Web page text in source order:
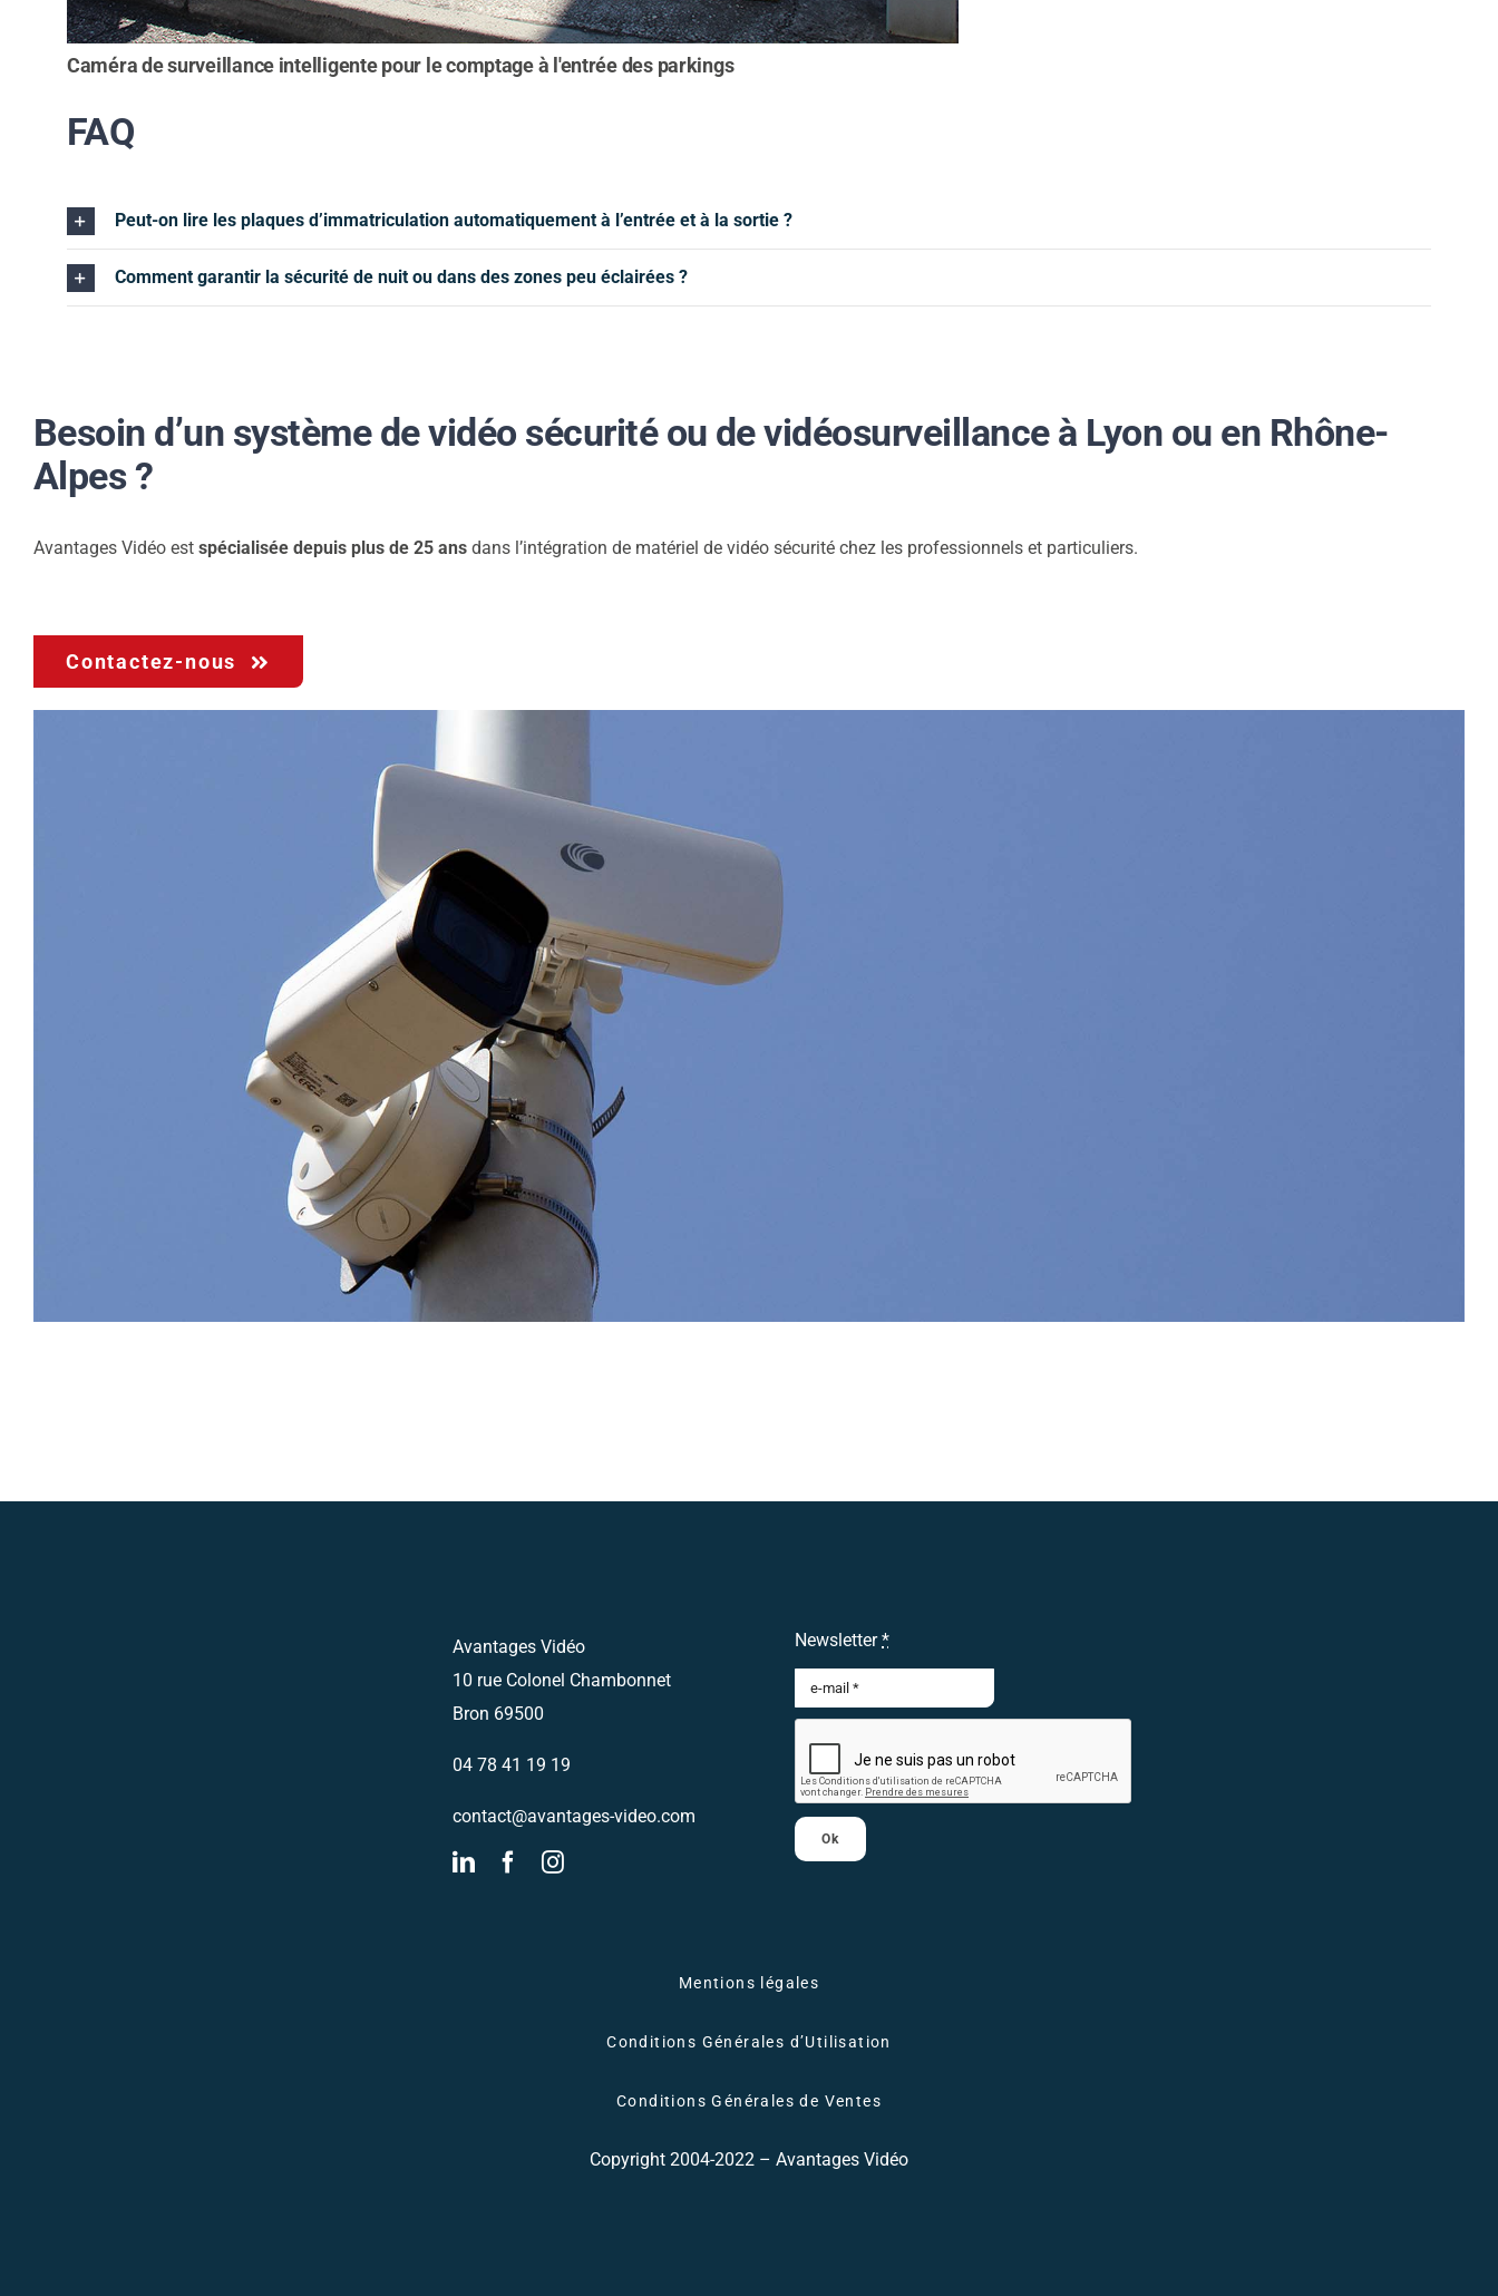
Caméra de surveillance intelligente pour le comptage à l'entrée des parkings
FAQ
Peut-on lire les plaques d’immatriculation automatiquement à l’entrée et à la sortie ?
Comment garantir la sécurité de nuit ou dans des zones peu éclairées ?
Besoin d’un système de vidéo sécurité ou de vidéosurveillance à Lyon ou en Rhône-
Alpes ?
Avantages Vidéo est spécialisée depuis plus de 25 ansdans l’intégration de matériel de vidéo sécurité chez les professionnels et particuliers.
Contactez-nous
Avantages Vidéo
10 rue Colonel Chambonnet
Bron 69500
04 78 41 19 19
contact@avantages-video.com
Newsletter*
Ok
Mentions légales
Conditions Générales d’Utilisation
Conditions Générales de Ventes
Copyright 2004-2022 – Avantages Vidéo